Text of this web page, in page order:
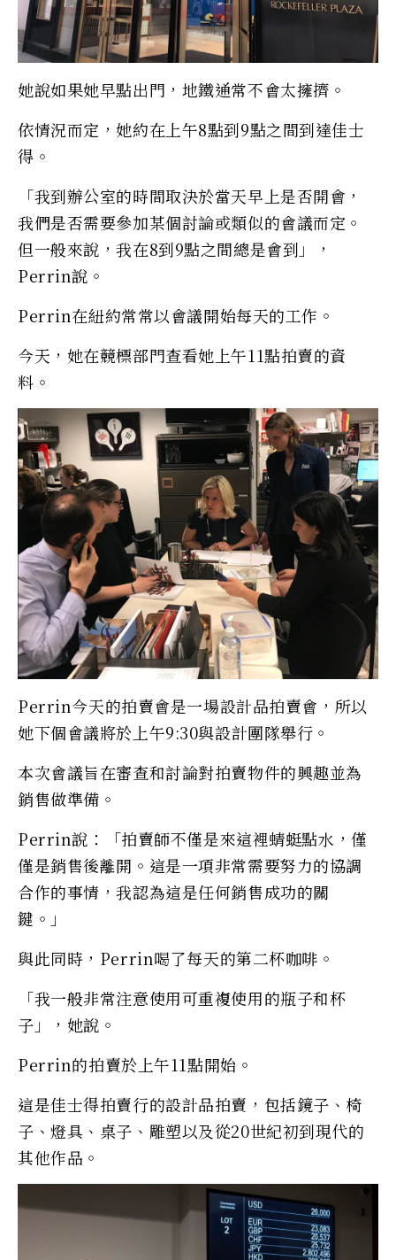
她說如果她早點出門，地鐵通常不會太擁擠。
依情況而定，她約在上午8點到9點之間到達佳士
得。
「我到辦公室的時間取決於當天早上是否開會，
我們是否需要參加某個討論或類似的會議而定。
但一般來說，我在8到9點之間總是會到」，
Perrin說。
Perrin在紐約常常以會議開始每天的工作。
今天，她在競標部門查看她上午11點拍賣的資
料。
Perrin今天的拍賣會是一場設計品拍賣會，所以
她下個會議將於上午9:30與設計團隊舉行。
本次會議旨在審查和討論對拍賣物件的興趣並為
銷售做準備。
Perrin說：「拍賣師不僅是來這裡蜻蜓點水，僅
僅是銷售後離開。這是一項非常需要努力的協調
合作的事情，我認為這是任何銷售成功的關
鍵。」
與此同時，Perrin喝了每天的第二杯咖啡。
「我一般非常注意使用可重複使用的瓶子和杯
子」，她說。
Perrin的拍賣於上午11點開始。
這是佳士得拍賣行的設計品拍賣，包括鏡子、椅
子、燈具、桌子、雕塑以及從20世紀初到現代的
其他作品。